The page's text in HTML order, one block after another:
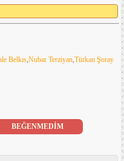
Belkıs,Nubar Terziyan,Türkan Şoray
BEĞENMEDİM